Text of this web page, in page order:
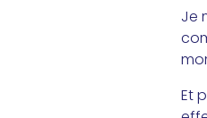
Je
Et